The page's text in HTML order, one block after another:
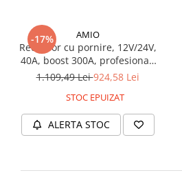
-17% AMIO
Redresor cu pornire, 12V/24V,
40A, boost 300A, profesional,
AGM, GEL, plumb
1.109,49 Lei924,58 Lei
STOC EPUIZAT
ALERTA STOC